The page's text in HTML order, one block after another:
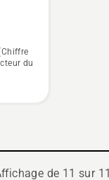
du
de 11 sur 11